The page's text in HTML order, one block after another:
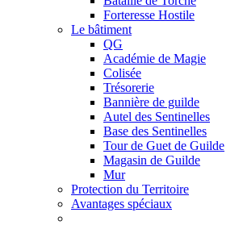
Forteresse Hostile
Le bâtiment
QG
Académie de Magie
Colisée
Trésorerie
Bannière de guilde
Autel des Sentinelles
Base des Sentinelles
Tour de Guet de Guilde
Magasin de Guilde
Mur
Protection du Territoire
Avantages spéciaux